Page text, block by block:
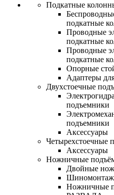
Подкатные
подкатные
Проводные
подкатные
Проводные
подкатные
Опорные
Адаптеры
Двухстоечные
подъемники
подъемники
Аксессуары
Четырехстоечные
Аксессуары
Ножничные
Двойные
Ножничные